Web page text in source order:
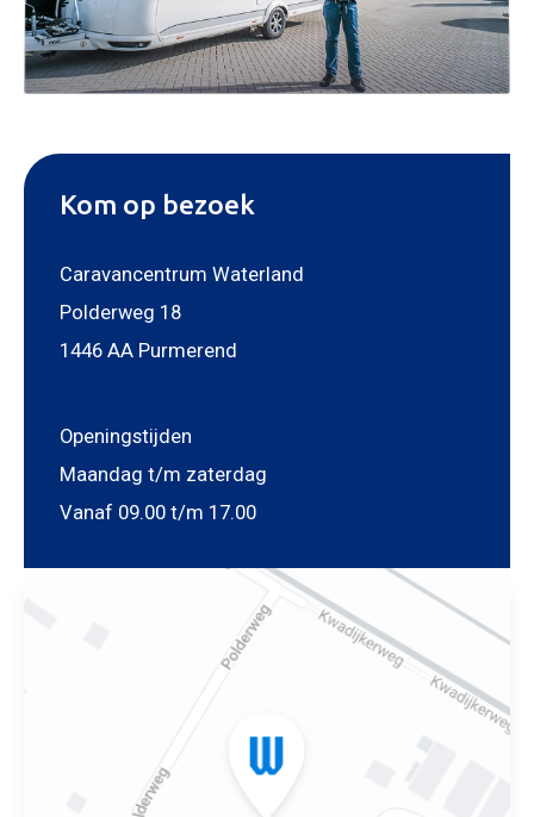
KOPEN
NIEUW
WINKEL
Selecteer uw foto
Kom op bezoek
Caravancentrum Waterland
Polderweg 18
1446 AA Purmerend
Openingstijden
Maandag t/m zaterdag
Vanaf 09.00 t/m 17.00